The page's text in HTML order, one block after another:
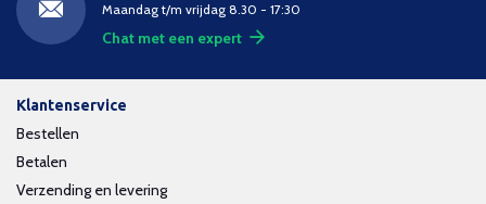
Maandag t/m vrijdag 8.30 - 17:30
Chat met een expert
Klantenservice
Bestellen
Betalen
Verzending en levering